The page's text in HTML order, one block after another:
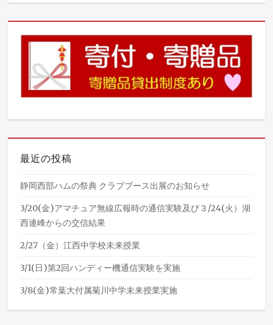
最近の投稿
静岡西部ハムの祭典 クラブブース出展のお知らせ
3/20(金)アマチュア無線広報時の通信実験及び３/24(火）湖
西連峰からの交信結果
2/27（金）江西中学校未来授業
3/1(日)第2回ハンディー機通信実験を実施
3/8(金)常葉大付属菊川中学未来授業実施